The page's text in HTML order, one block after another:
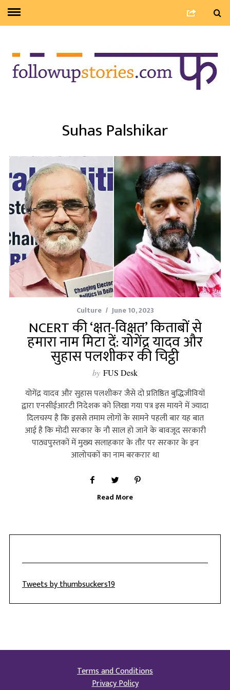
Suhas Palshikar
Culture June 10, 2023
NCERT की ‘क्षत-विक्षत’ किताबों से
हमारा नाम मिटा दें: योगेंद्र यादव और
सुहास पलशीकर की चिट्ठी
by FUS Desk
योगेंद्र यादव और सुहास पलशीकर जैसे दो प्रतिष्ठित बुद्धिजीवियों
द्वारा एनसीईआरटी निदेशक को लिखा गया पत्र इस मायने में ज्‍यादा
दिलचस्‍प है कि इससे तमाम लोगों के सामने पहली बार यह बात
आई है कि मोदी सरकार के नौ साल हो जाने के बावजूद सरकारी
पाठ्यपुस्‍तकों में मुख्‍य सलाहकार के तौर पर सरकार के इन
आलोचकों का नाम बरकरार था
Read More
Tweets by thumbsuckers19
Terms and Conditions
Privacy Policy